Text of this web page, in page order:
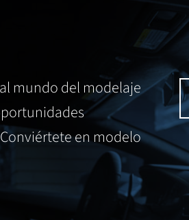
mundo del modelaje
en modelo